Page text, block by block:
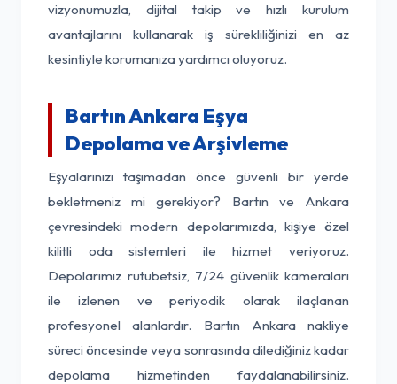
vizyonumuzla, dijital takip ve hızlı kurulum
avantajlarını kullanarak iş sürekliliğinizi en az
kesintiyle korumanıza yardımcı oluyoruz.
Bartın Ankara Eşya
Depolama ve Arşivleme
Eşyalarınızı taşımadan önce güvenli bir yerde
bekletmeniz mi gerekiyor? Bartın ve Ankara
çevresindeki modern depolarımızda, kişiye özel
kilitli oda sistemleri ile hizmet veriyoruz.
Depolarımız rutubetsiz, 7/24 güvenlik kameraları
ile izlenen ve periyodik olarak ilaçlanan
profesyonel alanlardır. Bartın Ankara nakliye
süreci öncesinde veya sonrasında dilediğiniz kadar
depolama hizmetinden faydalanabilirsiniz.